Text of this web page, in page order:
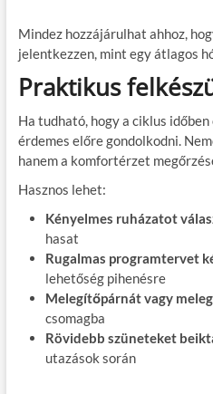
Mindez hozzájárulhat ahhoz,
jelentkezzen, mint egy átlagos
Praktikus
Ha tudható, hogy a ciklus
érdemes előre gondolkodni.
hanem a komfortérzet
Hasznos lehet:
Kényelmes ruházatot
hasat
Rugalmas programtervet
lehetőség pihenésre
Melegítőpárnát vagy
csomagba
Rövidebb szüneteket
utazások során